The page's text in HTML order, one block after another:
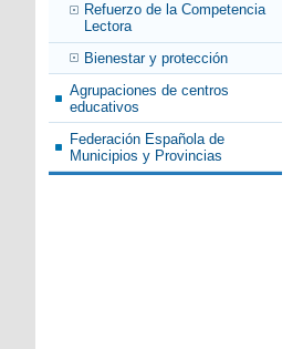
Refuerzo de la Competencia
Lectora
Bienestar y protección
Agrupaciones de centros
educativos
Federación Española de
Municipios y Provincias